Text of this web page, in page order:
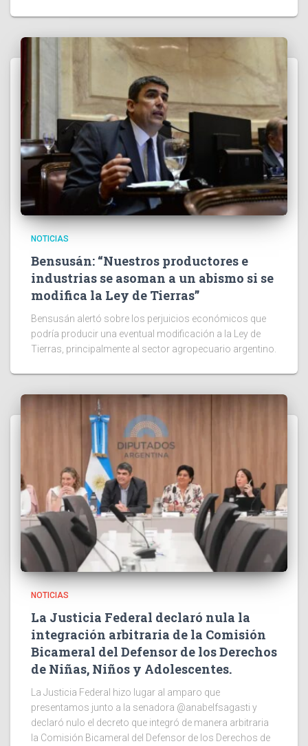
NOTICIAS
Bensusán: “Nuestros productores e
industrias se asoman a un abismo si se
modifica la Ley de Tierras”
Bensusán alertó sobre los perjuicios económicos que
podría producir una eventual modificación a la Ley de
Tierras, principalmente al sector agropecuario argentino.
NOTICIAS
La Justicia Federal declaró nula la
integración arbitraria de la Comisión
Bicameral del Defensor de los Derechos
de Niñas, Niños y Adolescentes.
La Justicia Federal hizo lugar al amparo que
presentamos junto a la senadora @anabelfsagasti y
declaró nulo el decreto que integró de manera arbitraria
la Comisión Bicameral del Defensor de los Derechos de